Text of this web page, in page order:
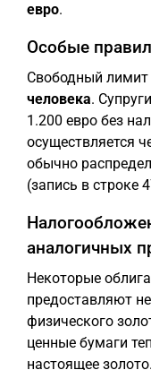
евро.
Особые
Свободный лимит
человека. Супруги
1.200 евро без
осуществляется
обычно
(запись в строке
аналогичных
Некоторые
предоставляют
физического
ценные бумаги
настоящее золото.